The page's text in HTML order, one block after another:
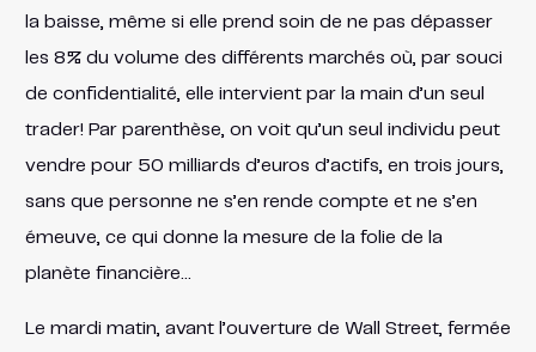
la baisse, même si elle prend soin de ne pas dépasser
les 8% du volume des différents marchés où, par souci
de confidentialité, elle intervient par la main d’un seul
trader! Par parenthèse, on voit qu’un seul individu peut
vendre pour 50 milliards d’euros d’actifs, en trois jours,
sans que personne ne s’en rende compte et ne s’en
émeuve, ce qui donne la mesure de la folie de la
planète financière…
Le mardi matin, avant l’ouverture de Wall Street, fermée